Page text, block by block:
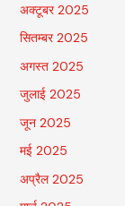
अक्टूबर 2025
सितम्बर 2025
अगस्त 2025
जुलाई 2025
जून 2025
मई 2025
अप्रैल 2025